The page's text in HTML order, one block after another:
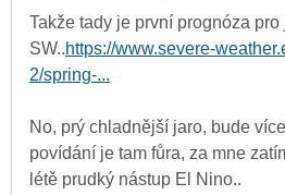
Takže tady je první prognóza pro
SW..https://www.severe-
2/spring-...
No, prý chladnější jaro, bude
povídání je tam fůra, za mne
létě prudký nástup El Nino..